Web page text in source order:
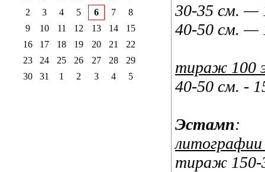
30-35 см. —
40-50 см. —
тираж 100
40-50 см. -
Эстамп:
тираж 150-
2
3 4 5 6 7
8
9
10 11 12 13 14
15
16
17 18 19 20 21
22
23
24 25 26 27 28
29
30
31 1 2 3 4 5